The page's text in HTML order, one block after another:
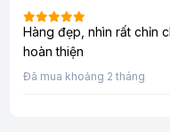
Hàng đẹp, nhìn rất chỉn
hoàn thiện
Đã mua khoảng 2 tháng